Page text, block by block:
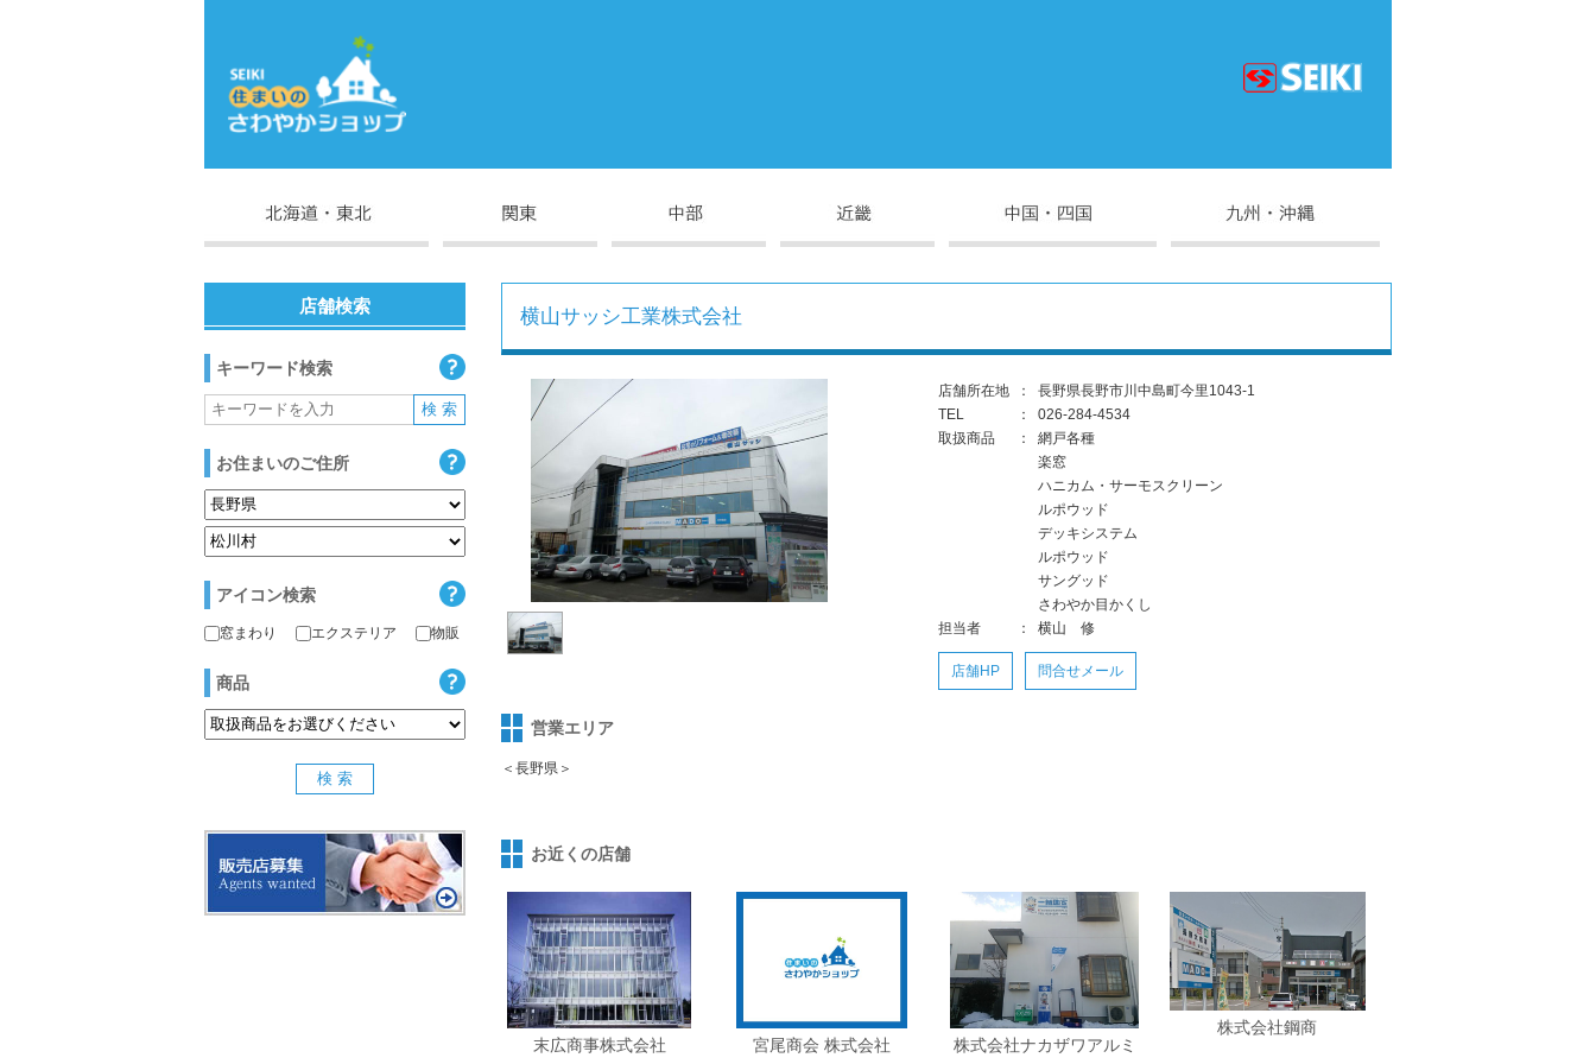
横山サッシ工業株式会社
店舗所在地 ：
長野県長野市川中島町今里1043-1
TEL
：
026-284-4534
取扱商品
：
網戸各種
楽窓
ハニカム・サーモスクリーン
ルポウッド
デッキシステム
ルポウッド
サングッド
さわやか目かくし
担当者
： 横山 修
店舗HP 問合せメール
営業エリア
＜長野県＞
お近くの店舗
末広商事株式会社 宮尾商会 株式会社 株式会社ナカザワアルミ
株式会社鋼商
店舗検索
キーワード検索
お住まいのご住所
アイコン検索
窓まわり エクステリア 物販
商品